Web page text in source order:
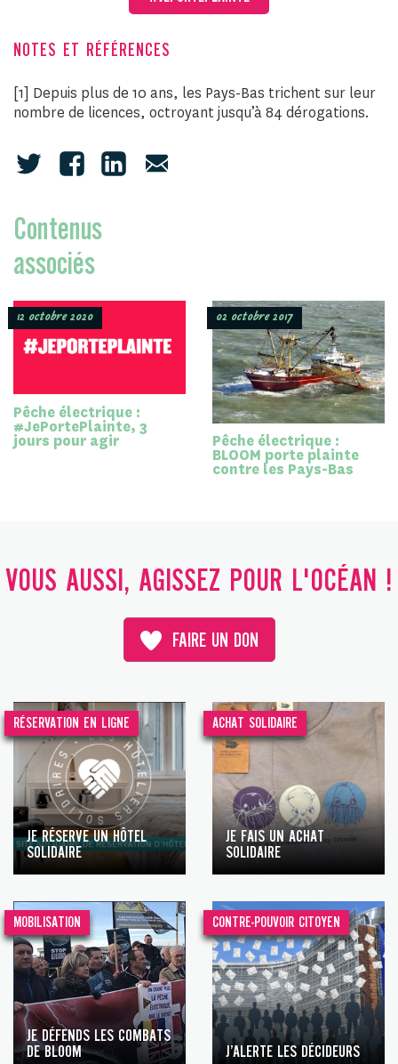
NOTES ET RÉFÉRENCES
[1] Depuis plus de 10 ans, les Pays-Bas trichent sur leur
nombre de licences, octroyant jusqu’à 84 dérogations.
Contenus
associés
12 octobre 2020
Pêche électrique :
#JePortePlainte, 3
jours pour agir
02 octobre 2017
Pêche électrique :
BLOOM porte plainte
contre les Pays-Bas
VOUS AUSSI, AGISSEZ POUR L'OCÉAN !
FAIRE UN DON
RÉSERVATION EN LIGNE
JE RÉSERVE UN HÔTEL
SOLIDAIRE
ACHAT SOLIDAIRE
JE FAIS UN ACHAT
SOLIDAIRE
MOBILISATION
JE DÉFENDS LES COMBATS
DE BLOOM
CONTRE-POUVOIR CITOYEN
J’ALERTE LES DÉCIDEURS